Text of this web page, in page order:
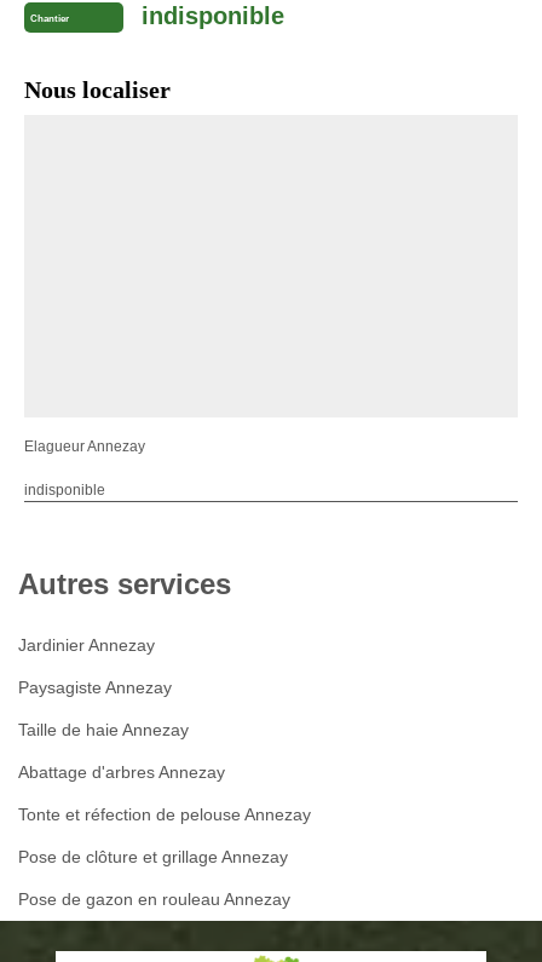
Chantier indisponible
Nous localiser
Elagueur Annezay
indisponible
Autres services
Jardinier Annezay
Paysagiste Annezay
Taille de haie Annezay
Abattage d'arbres Annezay
Tonte et réfection de pelouse Annezay
Pose de clôture et grillage Annezay
Pose de gazon en rouleau Annezay